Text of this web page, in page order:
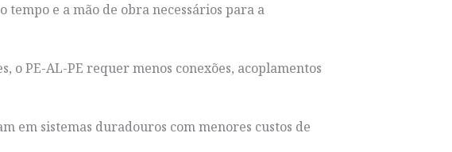
e a mão de obra necessários para a
o PE-AL-PE requer menos conexões, acoplamentos
em sistemas duradouros com menores custos de